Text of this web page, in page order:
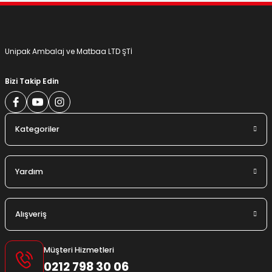
Unipak Ambalaj ve Matbaa LTD ŞTİ
Bizi Takip Edin
Kategoriler
Yardım
Alışveriş
Müşteri Hizmetleri
0212 798 30 06